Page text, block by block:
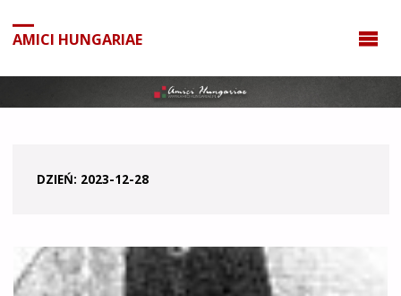
treści
AMICI HUNGARIAE
DZIEŃ: 2023-12-28